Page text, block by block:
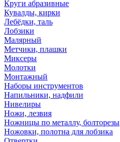
Круги абразивные
Кувалды, кирки
Лебёдки, таль
Лобзики
Малярный
Метчики, плашки
Миксеры
Молотки
Монтажный
Наборы инструментов
Напильники, надфили
Нивелиры
Ножи, лезвия
Ножницы по металлу, болторезы
Ножовки, полотна для лобзика